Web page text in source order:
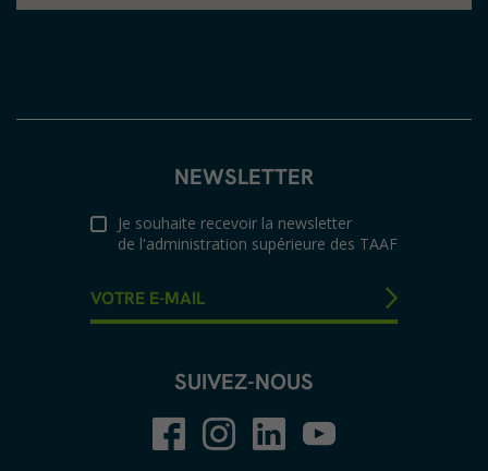
NEWSLETTER
Je souhaite recevoir la newsletter
de l'administration supérieure des TAAF
SUIVEZ-NOUS